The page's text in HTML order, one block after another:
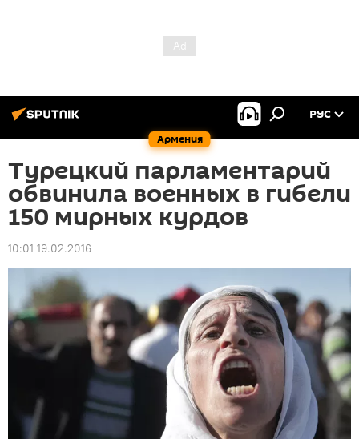
Армения
РУС
Турецкий парламентарий
обвинила военных в гибели
150 мирных курдов
10:01 19.02.2016